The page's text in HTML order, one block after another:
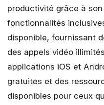
productivité grâce à
fonctionnalités
disponible, fournissant
des appels vidéo
applications iOS et
gratuites et des
disponibles pour ceux